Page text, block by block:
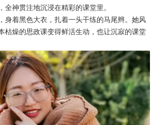
全神贯注地沉浸在精彩的课堂里。
身着黑色大衣，扎着一头干练的马尾辫。她风
枯燥的思政课变得鲜活生动，也让沉寂的课堂